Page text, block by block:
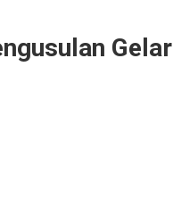
Gelar